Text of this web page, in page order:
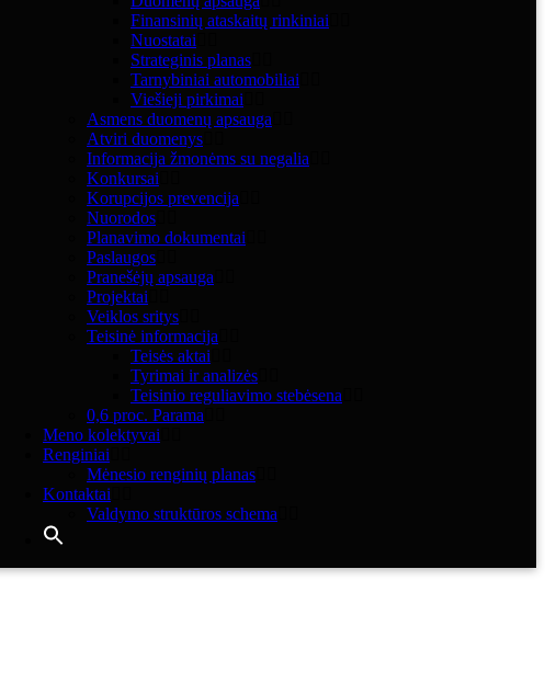
Finansinių ataskaitų rinkiniai
Nuostatai
Strateginis planas
Tarnybiniai automobiliai
Viešieji pirkimai
Asmens duomenų apsauga
Atviri duomenys
Informacija žmonėms su negalia
Konkursai
Korupcijos prevencija
Nuorodos
Planavimo dokumentai
Paslaugos
Pranešėjų apsauga
Projektai
Veiklos sritys
Teisinė informacija
Teisės aktai
Tyrimai ir analizės
Teisinio reguliavimo stebėsena
0,6 proc. Parama
Meno kolektyvai
Renginiai
Mėnesio renginių planas
Kontaktai
Valdymo struktūros schema